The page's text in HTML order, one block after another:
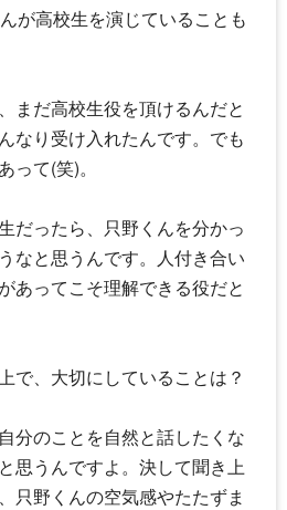
高校生を演じていることも
まだ高校生役を頂けるんだと
なり受け入れたんです。でも
って(笑)。
だったら、只野くんを分かっ
なと思うんです。人付き合い
あってこそ理解できる役だと
、大切にしていることは？
分のことを自然と話したくな
思うんですよ。決して聞き上
只野くんの空気感やたたずま